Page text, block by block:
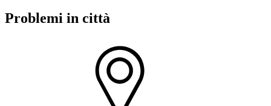
Problemi in città